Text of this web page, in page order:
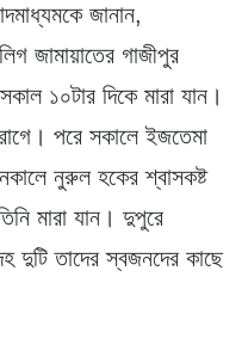
জানান,
জামায়াতের গাজীপুর
১০টার দিকে মারা যান।
পরে সকালে ইজতেমা
নুরুল হকের শ্বাসকষ্ট
মারা যান। দুপুরে
দুটি তাদের স্বজনদের কাছে